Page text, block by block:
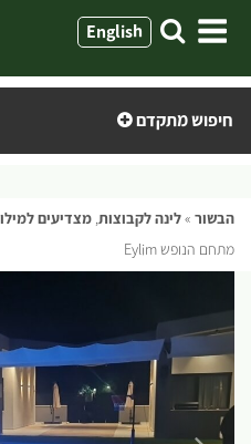
לתוכן
English
חיפוש מתקדם
הבשור »לינה לקבוצות, מצדיעים
מתחם הנופש Eylim